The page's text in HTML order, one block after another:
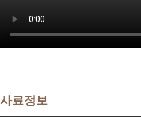
사료정보